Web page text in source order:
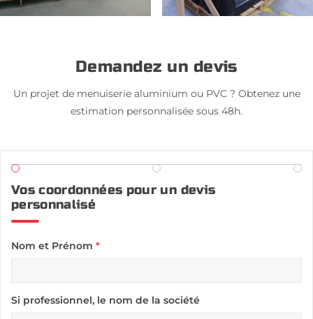
Demandez un devis
Un projet de menuiserie aluminium ou PVC ? Obtenez une
estimation personnalisée sous 48h.
Vos coordonnées pour un devis
personnalisé
Nom et Prénom *
Si professionnel, le nom de la société